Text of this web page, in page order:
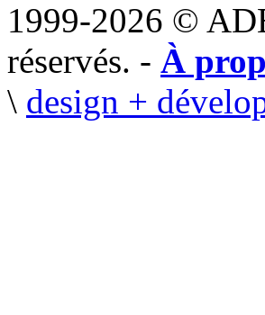
1999-2026 ©
réservés. - À
\ design +